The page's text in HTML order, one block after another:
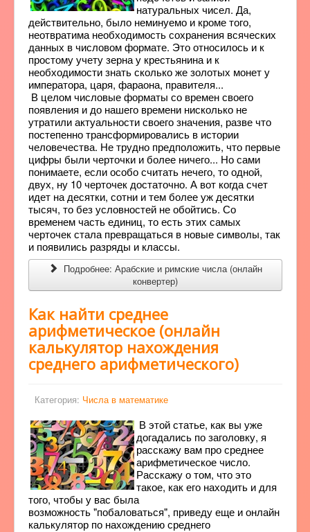
натуральных чисел. Да,
действительно, было неминуемо и кроме того,
неотвратима необходимость сохранения всяческих
данных в числовом формате. Это относилось и к
простому учету зерна у крестьянина и к
необходимости знать сколько же золотых монет у
императора, царя, фараона, правителя...
В целом числовые форматы со времен своего
появления и до нашего времени нисколько не
утратили актуальности своего значения, разве что
постепенно трансформировались в истории
человечества. Не трудно предположить, что первые
цифры были черточки и более ничего... Но сами
понимаете, если особо считать нечего, то одной,
двух, ну 10 черточек достаточно. А вот когда счет
идет на десятки, сотни и тем более уж десятки
тысяч, то без условностей не обойтись. Со
временем часть единиц, то есть этих самых
черточек стала превращаться в новые символы, так
и появились разряды и классы.
Подробнее: Арабские и римские числа (онлайн
конвертер)
Как найти среднее
арифметическое (онлайн
калькулятор нахождения
среднего арифметического)
Категория: Числа в математике
В этой статье, как вы уже
догадались по заголовку, я
расскажу вам про среднее
арифметическое число.
Расскажу о том, что это
такое, как его находить и для
того, чтобы у вас была
возможность "побаловаться", приведу еще и онлайн
калькулятор по нахождению среднего